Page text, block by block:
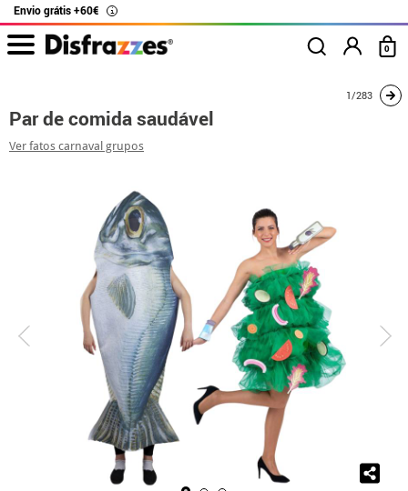
Envio grátis +60€ i
0
1/283
Par de comida saudável
Ver fatos carnaval grupos